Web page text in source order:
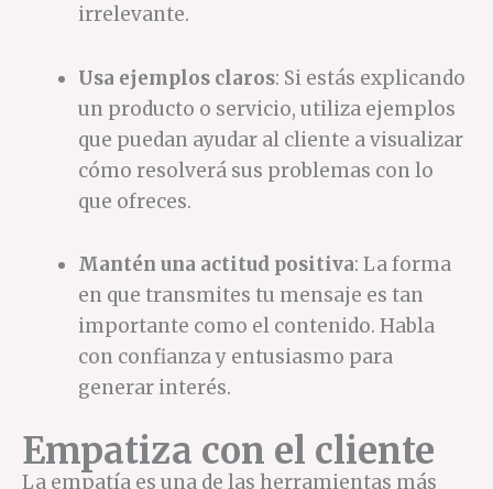
irrelevante.
Usa ejemplos claros: Si estás explicando
un producto o servicio, utiliza ejemplos
que puedan ayudar al cliente a visualizar
cómo resolverá sus problemas con lo
que ofreces.
Mantén una actitud positiva: La forma
en que transmites tu mensaje es tan
importante como el contenido. Habla
con confianza y entusiasmo para
generar interés.
Empatiza con el cliente
La empatía es una de las herramientas más